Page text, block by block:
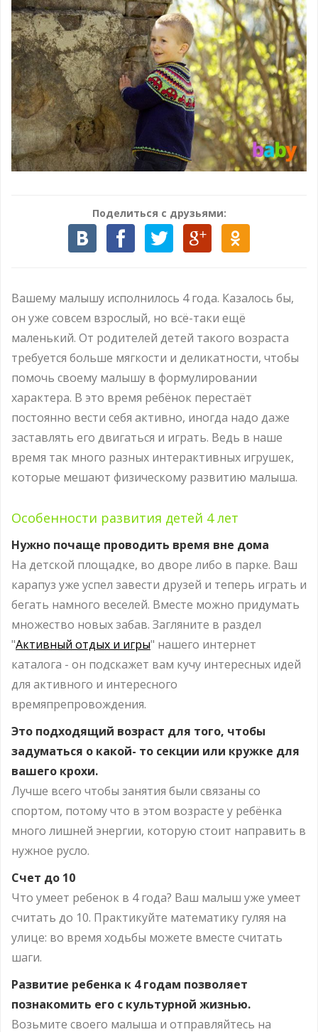
Поделиться с друзьями:
Вашему малышу исполнилось 4 года. Казалось бы,
он уже совсем взрослый, но всё-таки ещё
маленький. От родителей детей такого возраста
требуется больше мягкости и деликатности, чтобы
помочь своему малышу в формулировании
характера. В это время ребёнок перестаёт
постоянно вести себя активно, иногда надо даже
заставлять его двигаться и играть. Ведь в наше
время так много разных интерактивных игрушек,
которые мешают физическому развитию малыша.
Особенности развития детей 4 лет
Нужно почаще проводить время вне дома
На детской площадке, во дворе либо в парке. Ваш
карапуз уже успел завести друзей и теперь играть и
бегать намного веселей. Вместе можно придумать
множество новых забав. Загляните в раздел
"Активный отдых и игры" нашего интернет
каталога - он подскажет вам кучу интересных идей
для активного и интересного
времяпрепровождения.
Это подходящий возраст для того, чтобы
задуматься о какой- то секции или кружке для
вашего крохи.
Лучше всего чтобы занятия были связаны со
спортом, потому что в этом возрасте у ребёнка
много лишней энергии, которую стоит направить в
нужное русло.
Счет до 10
Что умеет ребенок в 4 года? Ваш малыш уже умеет
считать до 10. Практикуйте математику гуляя на
улице: во время ходьбы можете вместе считать
шаги.
Развитие ребенка к 4 годам позволяет
познакомить его с культурной жизнью.
Возьмите своего малыша и отправляйтесь на